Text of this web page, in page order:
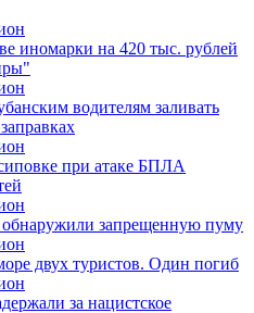
иномарки на 420 тыс. рублей
водителям заливать
при атаке БПЛА
запрещенную пуму
двух туристов. Один погиб
за нацистское